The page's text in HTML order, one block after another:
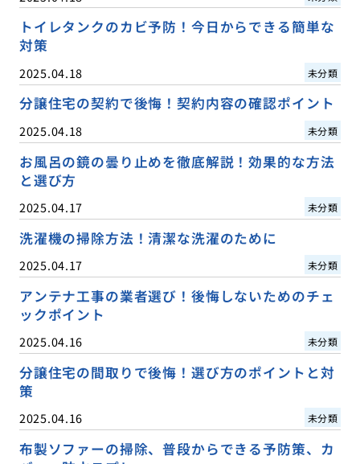
トイレタンクのカビ予防！今日からできる簡単な
対策
2025.04.18 未分類
分譲住宅の契約で後悔！契約内容の確認ポイント
2025.04.18 未分類
お風呂の鏡の曇り止めを徹底解説！効果的な方法
と選び方
2025.04.17 未分類
洗濯機の掃除方法！清潔な洗濯のために
2025.04.17 未分類
アンテナ工事の業者選び！後悔しないためのチェ
ックポイント
2025.04.16 未分類
分譲住宅の間取りで後悔！選び方のポイントと対
策
2025.04.16 未分類
布製ソファーの掃除、普段からできる予防策、カ